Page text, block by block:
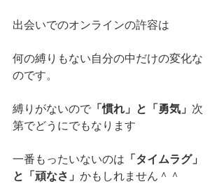
出会いでのオンラインの許容は
何の縛りもない自分の中だけの変化な
のです。
縛りがないので 「慣れ」と「勇気」 次
第でどうにでもなります
一番もったいないのは 「タイムラグ」
と「頑なさ」 かもしれません＾＾